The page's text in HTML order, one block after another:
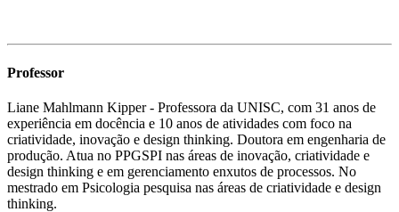
Professor
Liane Mahlmann Kipper - Professora da UNISC, com 31 anos de
experiência em docência e 10 anos de atividades com foco na
criatividade, inovação e design thinking. Doutora em engenharia de
produção. Atua no PPGSPI nas áreas de inovação, criatividade e
design thinking e em gerenciamento enxutos de processos. No
mestrado em Psicologia pesquisa nas áreas de criatividade e design
thinking.